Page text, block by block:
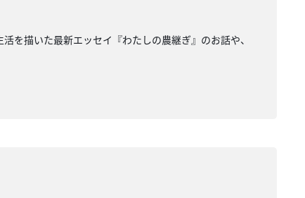
を描いた最新エッセイ『わたしの農継ぎ』のお話や、